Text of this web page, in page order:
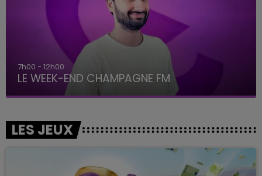
7h00 - 12h00
LE WEEK-END CHAMPAGNE FM
LES JEUX